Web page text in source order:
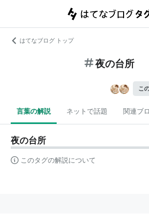
はてなブログ トップ
夜の台所
こ
言葉の解説 ネットで話題 関連ブ
夜の台所
このタグの解説について